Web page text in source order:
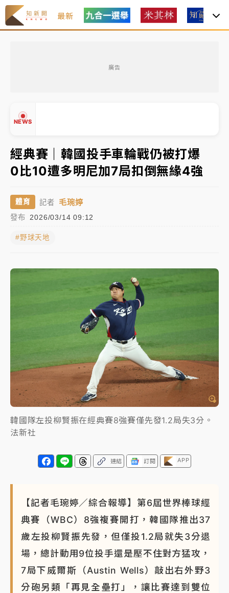
最新
廣告
NEWS
中信慈善基金會想增加董事人數！辜仲諒向法院聲請遭
駁 理由曝光
故宮《龍藏經》特展第2檔！今線上預約開賣一度塞車
周六起展出延長至晚上7時
台東農業處長涉圖利渡假村！東檢抗告成功 今重開羈
父親節泡湯了！中颱白海豚雨彈轟3天 「紅到發紫」降
雨熱區曝
暑假過三周才推「E宿新北打卡趣」！抽獎程序複雜 觀
中信慈善基金會想增加董事人數！辜仲諒向法院聲請遭
故宮《龍藏經》特展第2檔！今線上預約開賣一度塞車
周六起展出延長至晚上7時
台東農業處長涉圖利渡假村！東檢抗告成功 今重開羈
押庭
父親節泡湯了！中颱白海豚雨彈轟3天 「紅到發紫」降
雨熱區曝
經典賽｜韓國投手車輪戰仍被打爆
0比10遭多明尼加7局扣倒無緣4強
體育 記者 毛琬婷
發布 2026/03/14 09:12
#野球天地
韓國隊左投柳賢振在經典賽8強賽僅先發1.2局失3分。
法新社
連結 訂閱 APP
【記者毛琬婷／綜合報導】第6屆世界棒球經
典賽（WBC）8強複賽開打，韓國隊推出37
歲左投柳賢振先發，但僅投1.2局就失3分退
場，總計動用9位投手還是壓不住對方猛攻，
7局下威爾斯（Austin Wells）敲出右外野3
分砲另類「再見全壘打」，讓比賽達到雙位